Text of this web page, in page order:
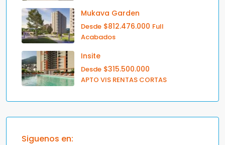
Mukava Garden
Desde $812.476.000 Full
Acabados
Insite
Desde $315.500.000
APTO VIS RENTAS CORTAS
Siguenos en: